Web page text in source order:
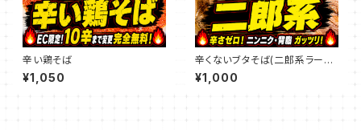
辛い鶏そば
¥1,050
辛くないブタそば(二郎系ラーメ
ン)
¥1,000